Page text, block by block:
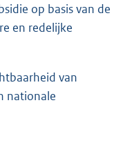
op basis van de
en redelijke
van
nationale